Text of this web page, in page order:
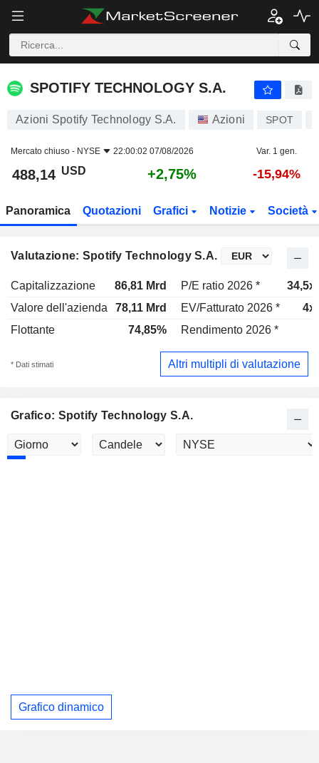
SPOTIFY TECHNOLOGY S.A.
SPOTIFY TECHNOLOGY S.A.
Azioni Spotify Technology S.A. Azioni SPOT
Mercato chiuso - NYSE 22:00:02 07/08/2026 Var. 1 gen.
488,14 USD +2,75% -15,94%
Panoramica Quotazioni Grafici Notizie Società
Valutazione: Spotify Technology S.A.
Capitalizzazione 86,81 Mrd P/E ratio 2026 *
34,5x
Valore dell'azienda
78,11 Mrd EV/Fatturato 2026 *
4x
Flottante
74,85% Rendimento 2026 *
* Dati stimati Altri multipli di valutazione
Grafico: Spotify Technology S.A.
Grafico dinamico